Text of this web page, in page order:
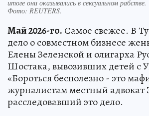
итоге они оказывались в сексуальном рабстве.
Фото: REUTERS.
Май 2026-го. Самое свежее. В
дело о совместном бизнесе
Елены Зеленской и олигарха
Шостака, вывозивших детей с
«Бороться бесполезно - это
журналистам местный
расследовавший это дело.